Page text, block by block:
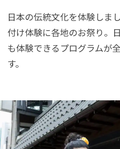
日本の伝統文化を体験しま
付け体験に各地のお祭り。
も体験できるプログラムが
す。